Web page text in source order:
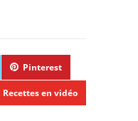
Pinterest
Recettes en vidéo